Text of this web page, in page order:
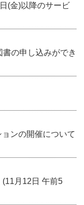
(金)以降のサービ
書の申し込みができ
ンの開催について
(11月12日 午前5